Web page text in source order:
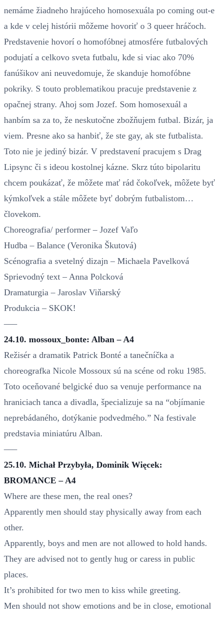
nemáme žiadneho hrajúceho homosexuála po coming out-e
a kde v celej histórii môžeme hovoriť o 3 queer hráčoch.
Predstavenie hovorí o homofóbnej atmosfére futbalových
podujatí a celkovo sveta futbalu, kde si viac ako 70%
fanúšikov ani neuvedomuje, že skanduje homofóbne
pokriky. S touto problematikou pracuje predstavenie z
opačnej strany. Ahoj som Jozef. Som homosexuál a
hanbím sa za to, že neskutočne zbožňujem futbal. Bizár, ja
viem. Presne ako sa hanbiť, že ste gay, ak ste futbalista.
Toto nie je jediný bizár. V predstavení pracujem s Drag
Lipsync či s ideou kostolnej kázne. Skrz túto bipolaritu
chcem poukázať, že môžete mať rád čokoľvek, môžete byť
kýmkoľvek a stále môžete byť dobrým futbalistom…
človekom.
Choreografia/ performer – Jozef Vaľo
Hudba – Balance (Veronika Škutová)
Scénografia a svetelný dizajn – Michaela Pavelková
Sprievodný text – Anna Polcková
Dramaturgia – Jaroslav Viňarský
Produkcia – SKOK!
–––
24.10. mossoux_bonte: Alban – A4
Režisér a dramatik Patrick Bonté a tanečníčka a
choreografka Nicole Mossoux sú na scéne od roku 1985.
Toto oceňované belgické duo sa venuje performance na
hraniciach tanca a divadla, špecializuje sa na “objímanie
neprebádaného, dotýkanie podvedmého.” Na festivale
predstavia miniatúru Alban.
–––
25.10. Michał Przybyła, Dominik Więcek:
BROMANCE – A4
Where are these men, the real ones?
Apparently men should stay physically away from each
other.
Apparently, boys and men are not allowed to hold hands.
They are advised not to gently hug or caress in public
places.
It’s prohibited for two men to kiss while greeting.
Men should not show emotions and be in close, emotional